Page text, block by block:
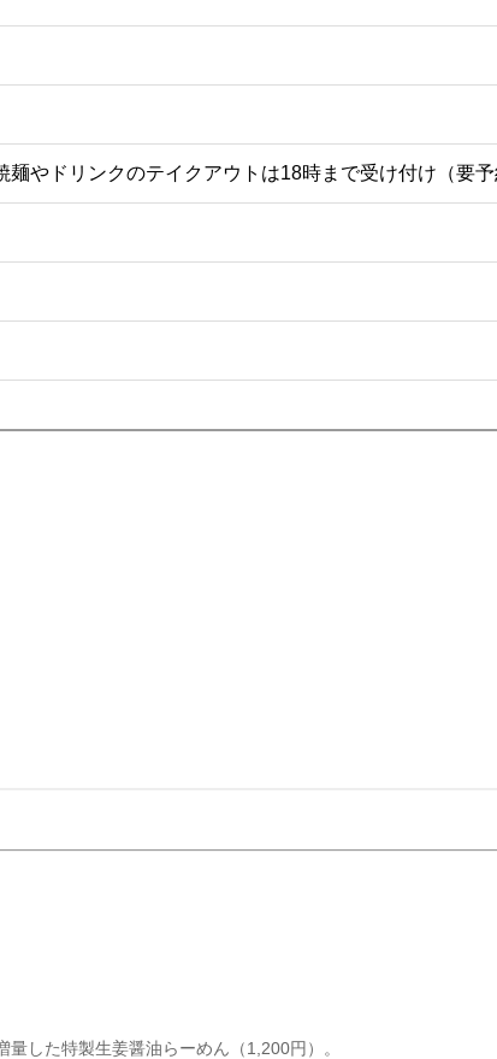
やドリンクのテイクアウトは18時まで受け付け（要
した特製生姜醤油らーめん（1,200円）。